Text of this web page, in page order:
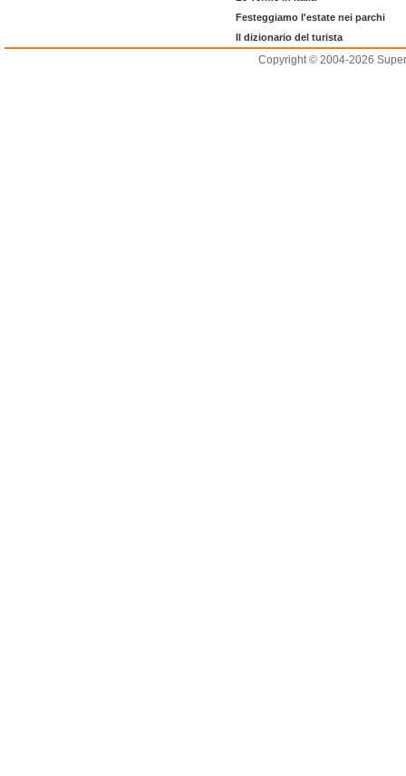
Festeggiamo l'estate nei parchi
Il dizionario del turista
Copyright © 2004-2026